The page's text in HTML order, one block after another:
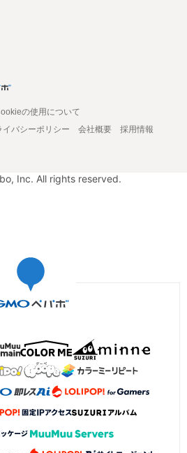
の使用について
イバシーポリシー 会社概要
採用情報
Inc. All rights reserved.